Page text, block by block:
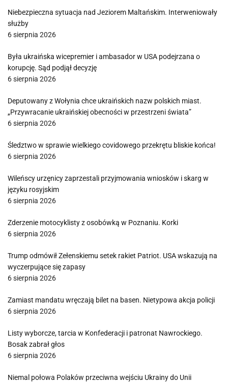
Niebezpieczna sytuacja nad Jeziorem Maltańskim. Interweniowały
służby
6 sierpnia 2026
Była ukraińska wicepremier i ambasador w USA podejrzana o
korupcję. Sąd podjął decyzję
6 sierpnia 2026
Deputowany z Wołynia chce ukraińskich nazw polskich miast.
„Przywracanie ukraińskiej obecności w przestrzeni świata”
6 sierpnia 2026
Śledztwo w sprawie wielkiego covidowego przekrętu bliskie końca!
6 sierpnia 2026
Wileńscy urzęnicy zaprzestali przyjmowania wniosków i skarg w
języku rosyjskim
6 sierpnia 2026
Zderzenie motocyklisty z osobówką w Poznaniu. Korki
6 sierpnia 2026
Trump odmówił Zełenskiemu setek rakiet Patriot. USA wskazują na
wyczerpujące się zapasy
6 sierpnia 2026
Zamiast mandatu wręczają bilet na basen. Nietypowa akcja policji
6 sierpnia 2026
Listy wyborcze, tarcia w Konfederacji i patronat Nawrockiego.
Bosak zabrał głos
6 sierpnia 2026
Niemal połowa Polaków przeciwna wejściu Ukrainy do Unii